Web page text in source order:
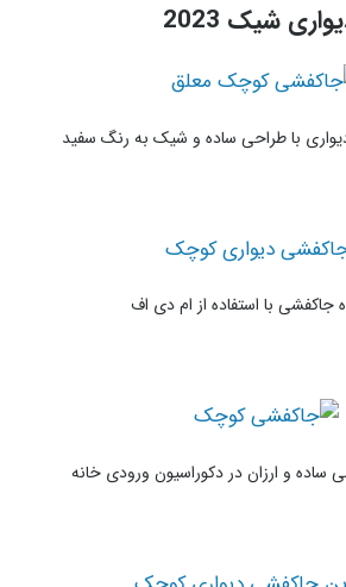
شیک 2023
با طراحی ساده و شیک به رنگ سفید
با استفاده از ام دی اف
و ارزان در دکوراسیون ورودی خانه